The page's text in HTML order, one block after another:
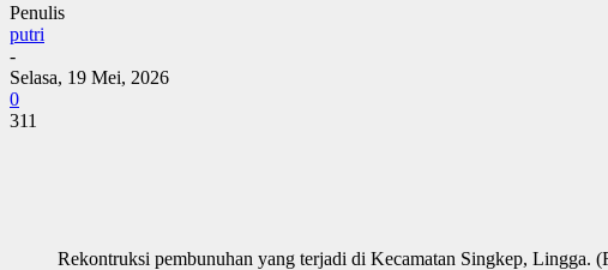
Penulis
putri
-
Selasa, 19 Mei, 2026
0
311
Rekontruksi pembunuhan yang terjadi di Kecamatan Singkep, Lingga.